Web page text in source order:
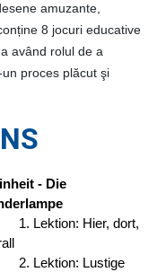
amuzante,
8 jocuri educative
având rolul de a
proces plăcut şi
- Die
1. Lektion: Hier, dort,
2. Lektion: Lustige